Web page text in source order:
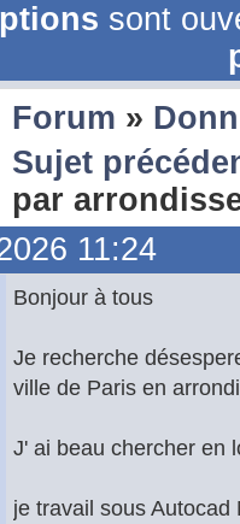
sont
Forum »
Sujet
par
11:24
Bonjour à tous
Je recherche
ville de Paris en
J' ai beau chercher en
je travail sous